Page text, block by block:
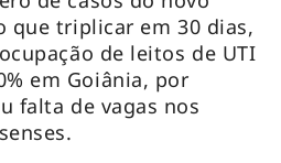
que triplicar em 30 dias,
de leitos de UTI
em Goiânia, por
falta de vagas nos